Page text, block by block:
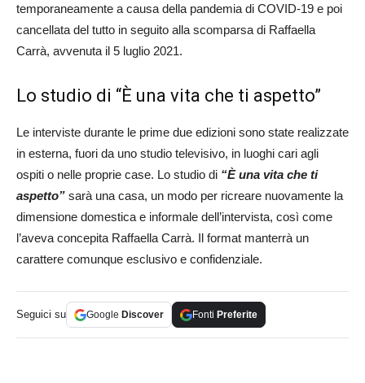
temporaneamente a causa della pandemia di COVID-19 e poi
cancellata del tutto in seguito alla scomparsa di Raffaella
Carrà, avvenuta il 5 luglio 2021.
Lo studio di “È una vita che ti aspetto”
Le interviste durante le prime due edizioni sono state realizzate
in esterna, fuori da uno studio televisivo, in luoghi cari agli
ospiti o nelle proprie case. Lo studio di “È una vita che ti
aspetto” sarà una casa, un modo per ricreare nuovamente la
dimensione domestica e informale dell’intervista, così come
l’aveva concepita Raffaella Carrà. Il format manterrà un
carattere comunque esclusivo e confidenziale.
Seguici su Google Discover Fonti Preferite